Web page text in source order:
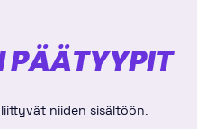
PÄÄTYYPIT
niiden sisältöön.